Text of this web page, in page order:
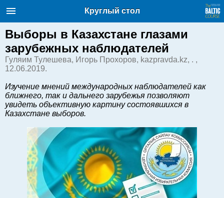
Балтийский курс. Новости и
аналитика
English
Очерки по новейшей истории
Латвии
Хорошо для дела
Аналитика
Инвестиции
Транспорт
Энергетика
Недвижимость
Финансы
Круглый стол
Выборы в Казахстане глазами
зарубежных наблюдателей
Гуляим Тулешева, Игорь Прохоров, kazpravda.kz, . ,
12.06.2019.
Изучение мнений международных наблюдателей как
ближнего, так и дальнего зарубежья позволяют
увидеть объективную картину состоявшихся в
Казахстане выборов.